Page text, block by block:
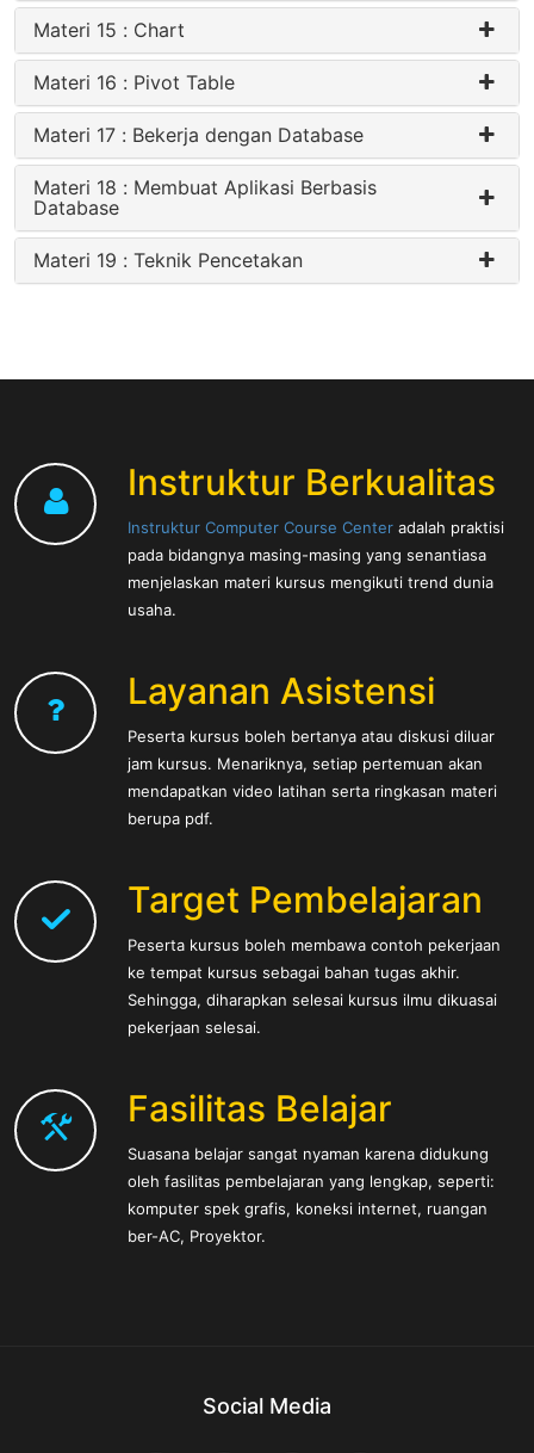
Materi 15 : Chart
Materi 16 : Pivot Table
Materi 17 : Bekerja dengan Database
Materi 18 : Membuat Aplikasi Berbasis
Database
Materi 19 : Teknik Pencetakan
Instruktur Berkualitas
Instruktur Computer Course Center adalah praktisi
pada bidangnya masing-masing yang senantiasa
menjelaskan materi kursus mengikuti trend dunia
usaha.
Layanan Asistensi
Peserta kursus boleh bertanya atau diskusi diluar
jam kursus. Menariknya, setiap pertemuan akan
mendapatkan video latihan serta ringkasan materi
berupa pdf.
Target Pembelajaran
Peserta kursus boleh membawa contoh pekerjaan
ke tempat kursus sebagai bahan tugas akhir.
Sehingga, diharapkan selesai kursus ilmu dikuasai
pekerjaan selesai.
Fasilitas Belajar
Suasana belajar sangat nyaman karena didukung
oleh fasilitas pembelajaran yang lengkap, seperti:
komputer spek grafis, koneksi internet, ruangan
ber-AC, Proyektor.
Social Media